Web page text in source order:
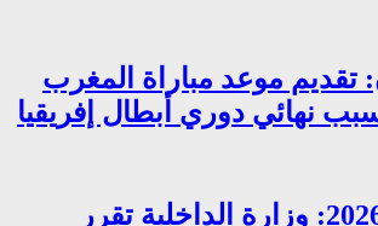
تقديم موعد مباراة المغرب
نهائي دوري أبطال إفريقيا
عيد الأضحى 2026: وزارة الداخلية تقرر